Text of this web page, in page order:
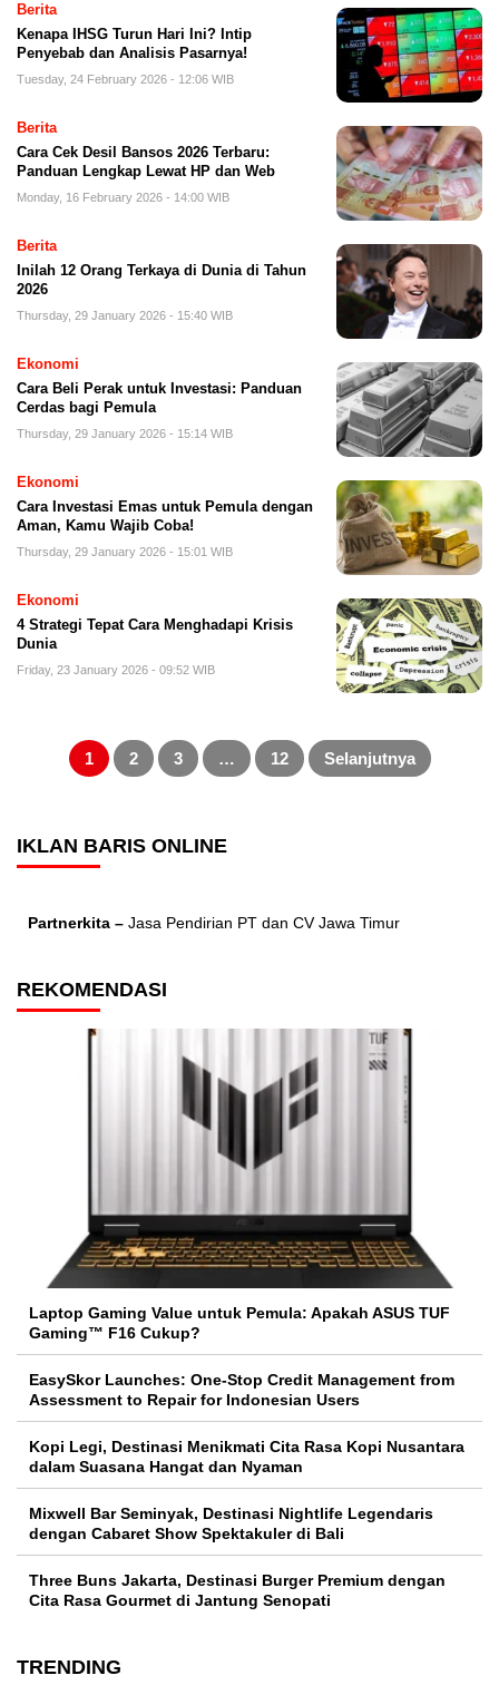
Berita
Kenapa IHSG Turun Hari Ini? Intip
Penyebab dan Analisis Pasarnya!
Tuesday, 24 February 2026 - 12:06 WIB
Berita
Cara Cek Desil Bansos 2026 Terbaru:
Panduan Lengkap Lewat HP dan Web
Monday, 16 February 2026 - 14:00 WIB
Berita
Inilah 12 Orang Terkaya di Dunia di Tahun
2026
Thursday, 29 January 2026 - 15:40 WIB
Ekonomi
Cara Beli Perak untuk Investasi: Panduan
Cerdas bagi Pemula
Thursday, 29 January 2026 - 15:14 WIB
Ekonomi
Cara Investasi Emas untuk Pemula dengan
Aman, Kamu Wajib Coba!
Thursday, 29 January 2026 - 15:01 WIB
Ekonomi
4 Strategi Tepat Cara Menghadapi Krisis
Dunia
Friday, 23 January 2026 - 09:52 WIB
Posts
pagination
1 2 3 … 12 Selanjutnya
IKLAN BARIS ONLINE
Partnerkita – Jasa Pendirian PT dan CV Jawa Timur
REKOMENDASI
Laptop Gaming Value untuk Pemula: Apakah ASUS TUF
Gaming™ F16 Cukup?
EasySkor Launches: One-Stop Credit Management from
Assessment to Repair for Indonesian Users
Kopi Legi, Destinasi Menikmati Cita Rasa Kopi Nusantara
dalam Suasana Hangat dan Nyaman
Mixwell Bar Seminyak, Destinasi Nightlife Legendaris
dengan Cabaret Show Spektakuler di Bali
Three Buns Jakarta, Destinasi Burger Premium dengan
Cita Rasa Gourmet di Jantung Senopati
TRENDING